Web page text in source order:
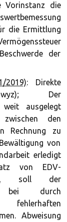
Vorinstanz die
die Ermittlung
der
: Direkte
Der
weit ausgelegt
den
Rechnung zu
von
erledigt
von EDV-
soll der
bei durch
fehlerhaften
Abweisung